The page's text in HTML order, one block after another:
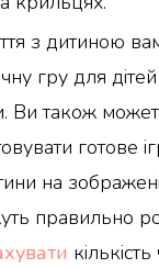
з дитиною
гру для
Ви також
готове
на
правильно